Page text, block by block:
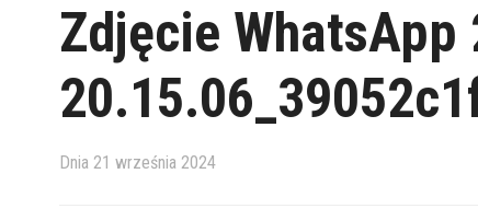
Zdjęcie
Dnia 21 września 2024